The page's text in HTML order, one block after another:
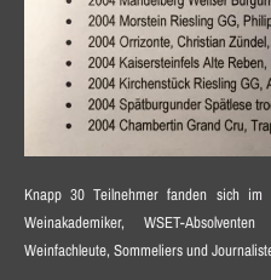
Knapp 30 Teilnehmer fanden sich
Weinakademiker, WSET-
Weinfachleute, Sommeliers und